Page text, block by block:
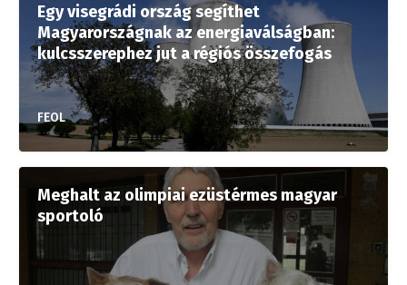
Egy visegrádi ország segíthet
Magyarországnak az energiaválságban:
kulcsszerephez jut a régiós összefogás
FEOL
Meghalt az olimpiai ezüstérmes magyar
sportoló